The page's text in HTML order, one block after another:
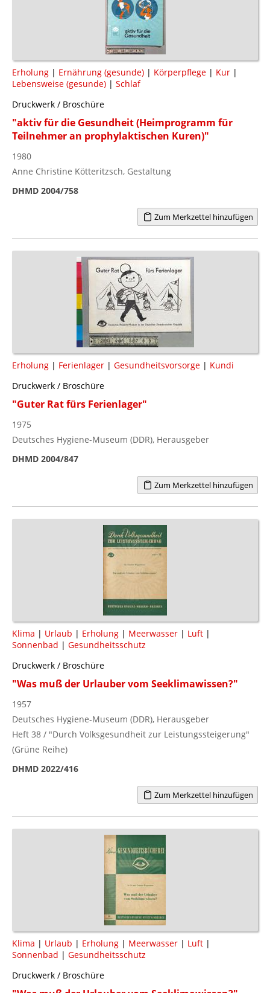
Erholung | Ernährung (gesunde) | Körperpflege | Kur |
Lebensweise (gesunde) | Schlaf
Druckwerk / Broschüre
"aktiv für die Gesundheit (Heimprogramm für
Teilnehmer an prophylaktischen Kuren)"
1980
Anne Christine Kötteritzsch, Gestaltung
DHMD 2004/758
Zum Merkzettel hinzufügen
Erholung | Ferienlager | Gesundheitsvorsorge | Kundi
Druckwerk / Broschüre
"Guter Rat fürs Ferienlager"
1975
Deutsches Hygiene-Museum (DDR), Herausgeber
DHMD 2004/847
Zum Merkzettel hinzufügen
Klima | Urlaub | Erholung | Meerwasser | Luft |
Sonnenbad | Gesundheitsschutz
Druckwerk / Broschüre
"Was muß der Urlauber vom Seeklimawissen?"
1957
Deutsches Hygiene-Museum (DDR), Herausgeber
Heft 38 / "Durch Volksgesundheit zur Leistungssteigerung"
(Grüne Reihe)
DHMD 2022/416
Zum Merkzettel hinzufügen
Klima | Urlaub | Erholung | Meerwasser | Luft |
Sonnenbad | Gesundheitsschutz
Druckwerk / Broschüre